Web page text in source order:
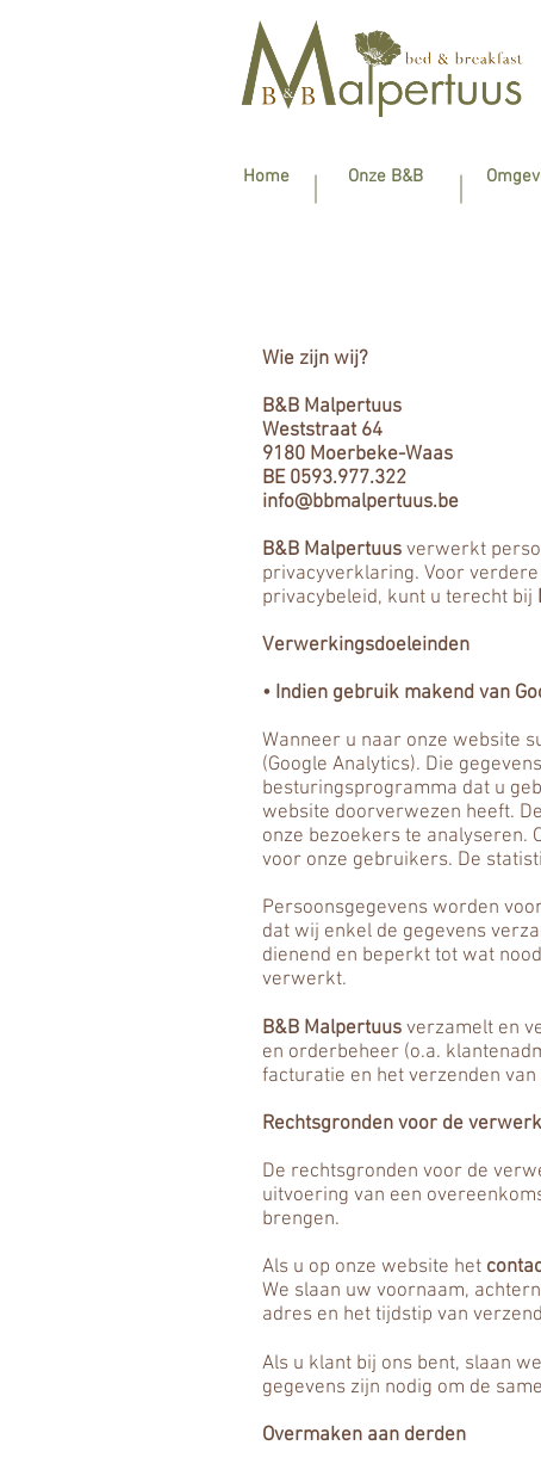
Home Onze B&B
Wie zijn wij?
B&B Malpertuus
Weststraat 64
9180 Moerbeke-Waas
BE 0593.977.322
info@bbmalpertuus.be
B&B Malpertuus verwerkt
privacyverklaring. Voor
privacybeleid, kunt u terecht bij
Verwerkingsdoeleinden
• Indien gebruik makend van
Wanneer u naar onze website
(Google Analytics). Die
besturingsprogramma dat u
website doorverwezen heeft.
onze bezoekers te analyseren.
voor onze gebruikers. De
Persoonsgegevens worden
dat wij enkel de gegevens
dienend en beperkt tot wat
verwerkt.
B&B Malpertuus verzamelt en
en orderbeheer (o.a.
facturatie en het verzenden
Rechtsgronden voor de
De rechtsgronden voor de
uitvoering van een
brengen.
Als u op onze website het
We slaan uw voornaam,
adres en het tijdstip van
Als u klant bij ons bent, slaan
gegevens zijn nodig om de
Overmaken aan derden